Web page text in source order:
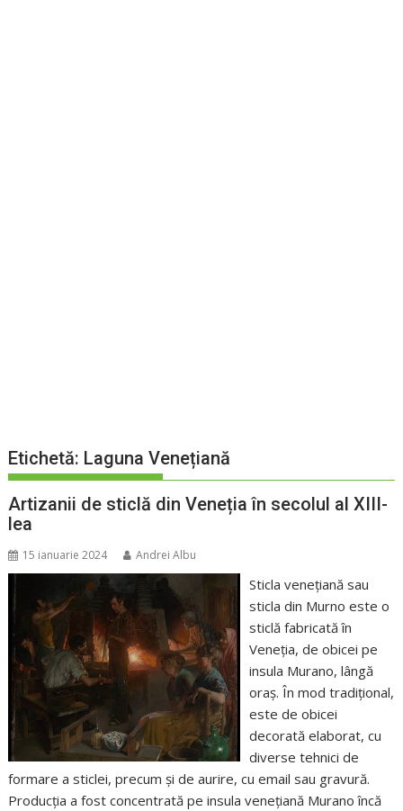
Etichetă: Laguna Venețiană
Artizanii de sticlă din Veneția în secolul al XIII-
lea
15 ianuarie 2024 Andrei Albu
Sticla venețiană sau
sticla din Murno este o
sticlă fabricată în
Veneția, de obicei pe
insula Murano, lângă
oraș. În mod tradițional,
este de obicei
decorată elaborat, cu
diverse tehnici de
formare a sticlei, precum și de aurire, cu email sau gravură.
Producția a fost concentrată pe insula venețiană Murano încă